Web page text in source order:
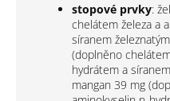
stopové prvky:
chelátem železa a
síranem
(doplněno
hydrátem a
mangan 39 mg